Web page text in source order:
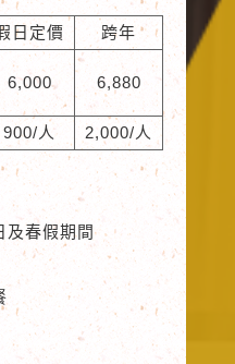
日定價
跨年
6,000 6,880
900/人 2,000/人
及春假期間